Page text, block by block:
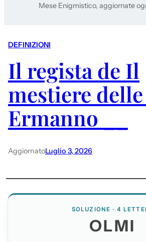
Mese Enigmistico, aggiornate
DEFINIZIONI
Il regista de Il
mestiere
Ermanno __
AggiornatoLuglio 3, 2026
SOLUZIONE · 4
OLMI